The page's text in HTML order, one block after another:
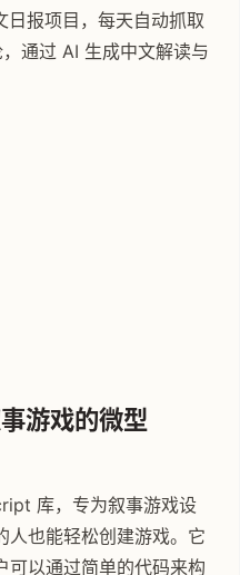
报项目，每天自动抓取
通过 AI 生成中文解读与
游戏的微型
库，专为叙事游戏设
人也能轻松创建游戏。它
可以通过简单的代码来构